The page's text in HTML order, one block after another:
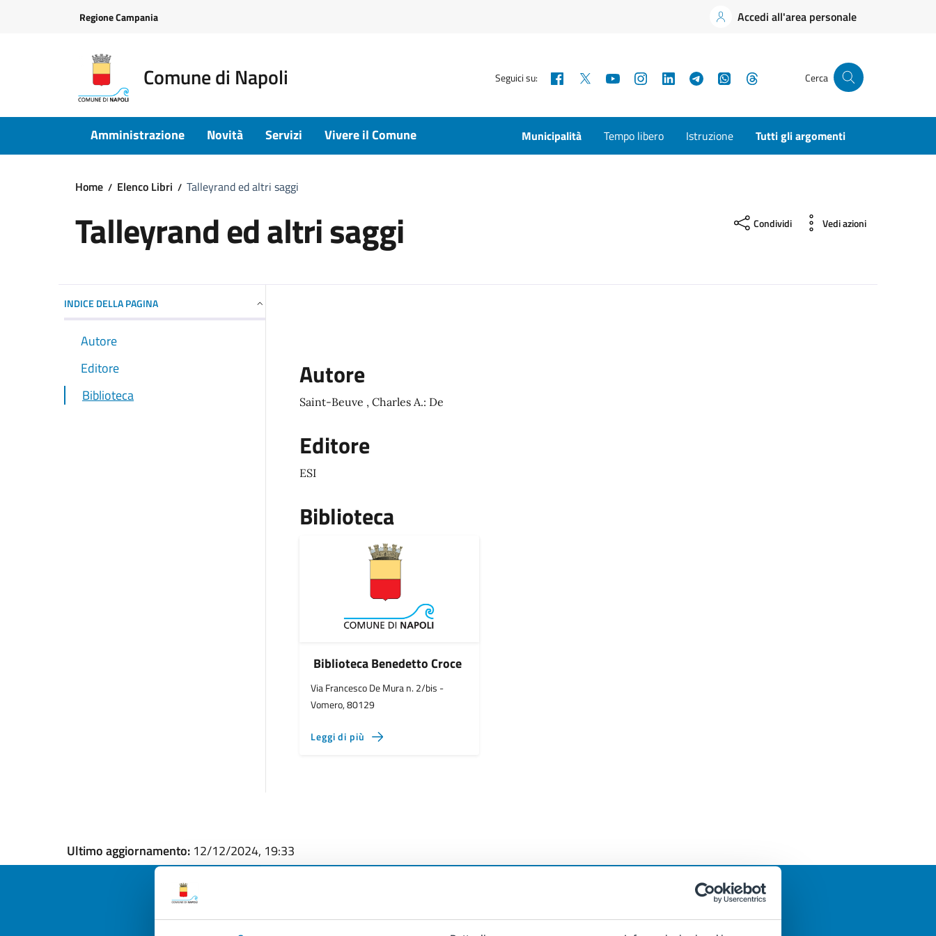
Regione Campania Accedi all'area personale
Comune di Napoli Seguici su: Facebook YouTubeInstagramLinkedInTelegramWhatsApp Cerca
Amministrazione Novità Servizi Vivere il Comune Municipalità Tempo libero Istruzione Tutti gli argomenti
Home Elenco Libri Talleyrand ed altri saggi
Talleyrand ed altri saggi Condividi Vedi azioni
INDICE DELLA PAGINA
Autore
Editore
Biblioteca
Autore
Saint-Beuve , Charles A.: De
Editore
ESI
Biblioteca
Biblioteca Benedetto Croce
Via Francesco De Mura n. 2/bis -
Vomero, 80129
Leggi di più
Ultimo aggiornamento: 12/12/2024, 19:33